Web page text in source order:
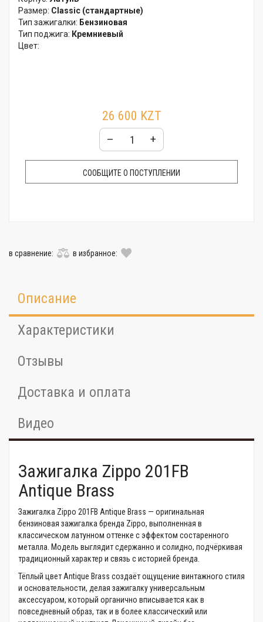
Размер: Classic (стандартные)
Тип зажигалки: Бензиновая
Тип поджига: Кремниевый
Цвет:
26 600 KZT
– +
СООБЩИТЕ О ПОСТУПЛЕНИИ
в сравнение: в избранное:
Описание
Характеристики
Отзывы
Доставка и оплата
Видео
Зажигалка Zippo 201FB
Antique Brass
Зажигалка Zippo 201FB Antique Brass — оригинальная
бензиновая зажигалка бренда Zippo, выполненная в
классическом латунном оттенке с эффектом состаренного
металла. Модель выглядит сдержанно и солидно, подчёркивая
традиционный характер и связь с историей бренда.
Тёплый цвет Antique Brass создаёт ощущение винтажного стиля
и основательности, делая зажигалку универсальным
аксессуаром, который органично вписывается как в
повседневный образ, так и в более классический или